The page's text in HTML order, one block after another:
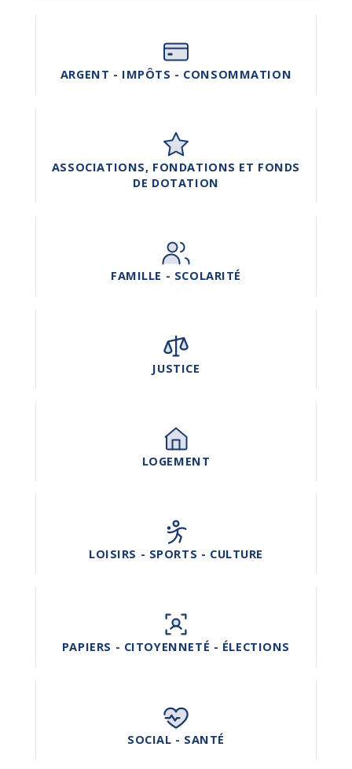
ARGENT - IMPÔTS - CONSOMMATION
ASSOCIATIONS, FONDATIONS ET FONDS
DE DOTATION
FAMILLE - SCOLARITÉ
JUSTICE
LOGEMENT
LOISIRS - SPORTS - CULTURE
PAPIERS - CITOYENNETÉ - ÉLECTIONS
SOCIAL - SANTÉ